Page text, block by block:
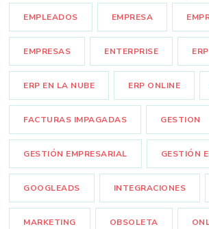
EMPLEADOS EMPRESA
EMPRESAS ENTERPRISE ERP
ERP EN LA NUBE ERP ONLINE
FACTURAS IMPAGADAS GESTION
GESTIÓN EMPRESARIAL GESTIÓN
GOOGLEADS INTEGRACIONES
MARKETING OBSOLETA